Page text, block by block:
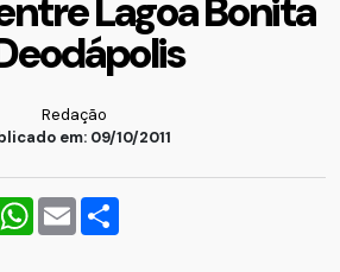
Lagoa Bonita
Redação
em: 09/10/2011
WhatsApp
Email